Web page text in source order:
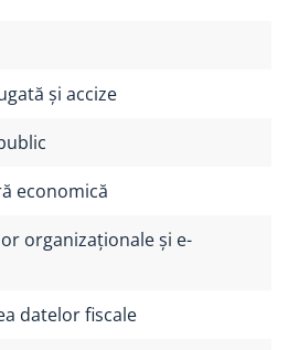
și accize
economică
organizaționale și e-
datelor fiscale